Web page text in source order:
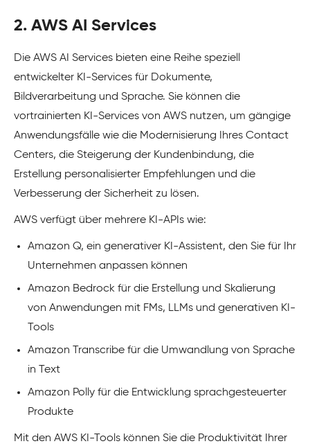
2. AWS AI Services
Die AWS AI Services bieten eine Reihe speziell
entwickelter KI-Services für Dokumente,
Bildverarbeitung und Sprache. Sie können die
vortrainierten KI-Services von AWS nutzen, um gängige
Anwendungsfälle wie die Modernisierung Ihres Contact
Centers, die Steigerung der Kundenbindung, die
Erstellung personalisierter Empfehlungen und die
Verbesserung der Sicherheit zu lösen.
AWS verfügt über mehrere KI-APIs wie:
Amazon Q, ein generativer KI-Assistent, den Sie für Ihr
Unternehmen anpassen können
Amazon Bedrock für die Erstellung und Skalierung
von Anwendungen mit FMs, LLMs und generativen KI-
Tools
Amazon Transcribe für die Umwandlung von Sprache
in Text
Amazon Polly für die Entwicklung sprachgesteuerter
Produkte
Mit den AWS KI-Tools können Sie die Produktivität Ihrer